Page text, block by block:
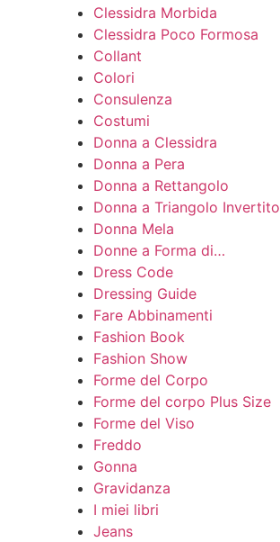
Clessidra Morbida
Clessidra Poco Formosa
Collant
Colori
Consulenza
Costumi
Donna a Clessidra
Donna a Pera
Donna a Rettangolo
Donna a Triangolo Invertito
Donna Mela
Donne a Forma di…
Dress Code
Dressing Guide
Fare Abbinamenti
Fashion Book
Fashion Show
Forme del Corpo
Forme del corpo Plus Size
Forme del Viso
Freddo
Gonna
Gravidanza
I miei libri
Jeans